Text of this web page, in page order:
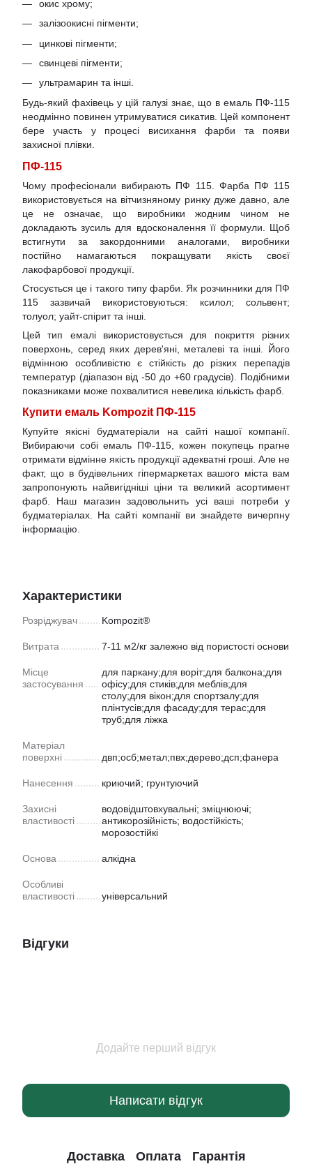
окис хрому;
залізоокисні пігменти;
цинкові пігменти;
свинцеві пігменти;
ультрамарин та інші.
Будь-який фахівець у цій галузі знає, що в емаль ПФ-115
неодмінно повинен утримуватися сикатив. Цей компонент
бере участь у процесі висихання фарби та появи
захисної плівки.
ПФ-115
Чому професіонали вибирають ПФ 115. Фарба ПФ 115
використовується на вітчизняному ринку дуже давно, але
це не означає, що виробники жодним чином не
докладають зусиль для вдосконалення її формули. Щоб
встигнути за закордонними аналогами, виробники
постійно намагаються покращувати якість своєї
лакофарбової продукції.
Стосується це і такого типу фарби. Як розчинники для ПФ
115 зазвичай використовуються: ксилол; сольвент;
толуол; уайт-спірит та інші.
Цей тип емалі використовується для покриття різних
поверхонь, серед яких дерев'яні, металеві та інші. Його
відмінною особливістю є стійкість до різких перепадів
температур (діапазон від -50 до +60 градусів). Подібними
показниками може похвалитися невелика кількість фарб.
Купити емаль Kompozit ПФ-115
Купуйте якісні будматеріали на сайті нашої компанії.
Вибираючи собі емаль ПФ-115, кожен покупець прагне
отримати відмінне якість продукції адекватні гроші. Але не
факт, що в будівельних гіпермаркетах вашого міста вам
запропонують найвигідніші ціни та великий асортимент
фарб. Наш магазин задовольнить усі ваші потреби у
будматеріалах. На сайті компанії ви знайдете вичерпну
інформацію.
Характеристики
Розріджувач Kompozit®
Витрата 7-11 м2/кг залежно від пористості основи
Місце
застосування
для паркану;для воріт;для балкона;для
офісу;для стиків;для меблів;для
столу;для вікон;для спортзалу;для
плінтусів;для фасаду;для терас;для
труб;для ліжка
Матеріал
поверхні
двп;осб;метал;пвх;дерево;дсп;фанера
Нанесення криючий; грунтуючий
Захисні
властивості
водовідштовхувальні; зміцнюючі;
антикорозійність; водостійкість;
морозостійкі
Основа алкідна
Особливі
властивості
універсальний
Відгуки
Додайте перший відгук
Написати відгук
Доставка Оплата Гарантія